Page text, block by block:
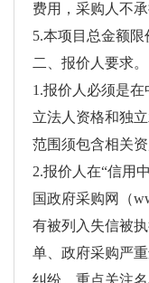
费用，采购人不
5.本项目总金额限
二、报价人要求。
1.报价人必须是
立法人资格和独
范围须包含相关资
2.报价人在“信用
国政府采购网（
有被列入失信被
单、政府采购严